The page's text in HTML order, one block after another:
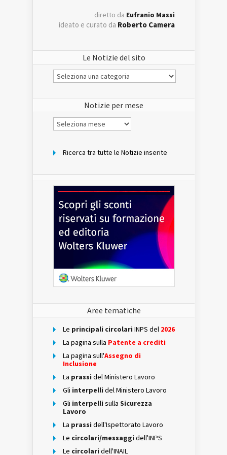
diretto da Eufranio Massi
ideato e curato da Roberto Camera
Le Notizie del sito
Le
Notizie
Notizie per mese
Notizie
per
Ricerca tra tutte le Notizie inserite
Aree tematiche
Le principali circolari INPS del 2026
La pagina sulla Patente a crediti
La pagina sull'Assegno di
Inclusione
La prassi del Ministero Lavoro
Gli interpelli del Ministero Lavoro
Gli interpelli sulla Sicurezza
Lavoro
La prassi dell'Ispettorato Lavoro
Le circolari/messaggi dell'INPS
Le circolari dell'INAIL